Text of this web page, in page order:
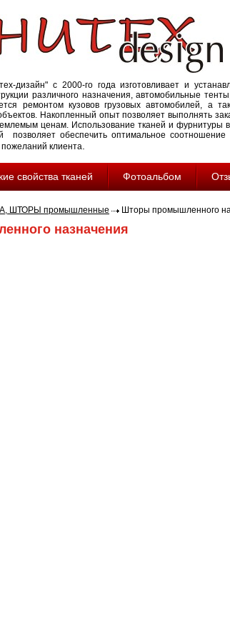
дизайн" с 2000-го года изготовливает и
различного назначения, автомобильные
ремонтом кузовов грузовых автомобилей, а
Накопленный опыт позволяет выполнять
ценам. Использование тканей и фурнитуры
позволяет обеспечить оптимальное соотношение
клиента
свойства тканей Фотоальбом
ШТОРЫ промышленные Шторы промышленного
назначения